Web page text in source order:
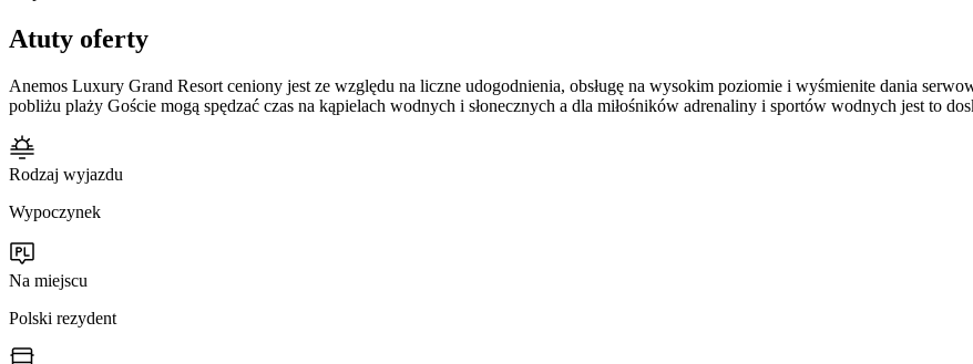
Atuty oferty
Anemos Luxury Grand Resort ceniony jest ze względu na liczne udogodnienia, obsługę na wysokim poziomie i wyśmienite dania
pobliżu plaży Goście mogą spędzać czas na kąpielach wodnych i słonecznych a dla miłośników adrenaliny i sportów wodnych jest to
Rodzaj wyjazdu
Wypoczynek
Na miejscu
Polski rezydent